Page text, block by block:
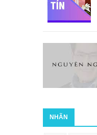
NHÃN